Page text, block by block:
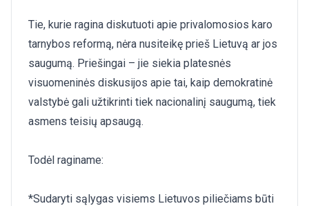
Tie, kurie ragina diskutuoti apie privalomosios karo
tarnybos reformą, nėra nusiteikę prieš Lietuvą ar jos
saugumą. Priešingai – jie siekia platesnės
visuomeninės diskusijos apie tai, kaip demokratinė
valstybė gali užtikrinti tiek nacionalinį saugumą, tiek
asmens teisių apsaugą.
Todėl raginame:
*Sudaryti sąlygas visiems Lietuvos piliečiams būti